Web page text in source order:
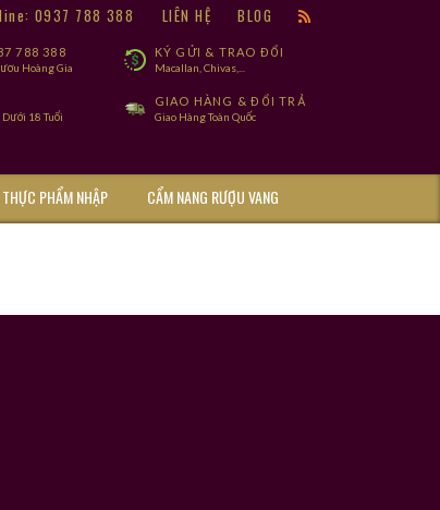
0937 788 388 LIÊN HỆ BLOG
788 388
Hoàng Gia
18 Tuổi
KÝ GỬI & TRAO ĐỔI
Macallan, Chivas,...
GIAO HÀNG & ĐỔI TRẢ
Giao Hàng Toàn Quốc
THỰC PHẨM NHẬP CẨM NANG RƯỢU VANG